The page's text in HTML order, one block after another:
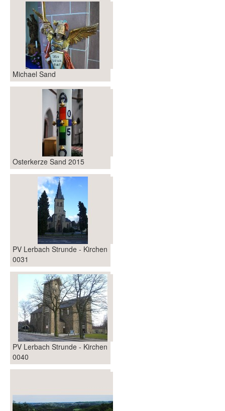
Michael Sand
Osterkerze Sand 2015
PV Lerbach Strunde - Kirchen
0031
PV Lerbach Strunde - Kirchen
0040